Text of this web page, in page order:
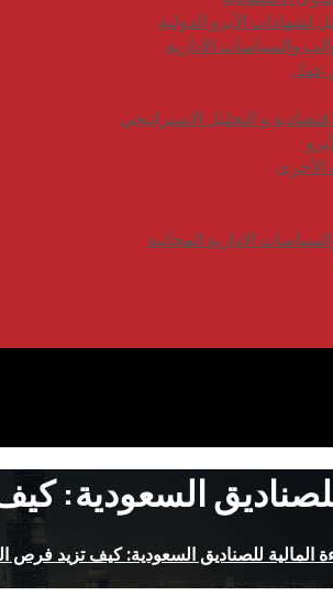
الأيزو الدولية
والسياسات الإدارية
عمل
و التحليل الاستراتيجي
الأخرى
الإدارية المجانية
للصناديق
المالية للصناديق السعودية: كيف تزيد